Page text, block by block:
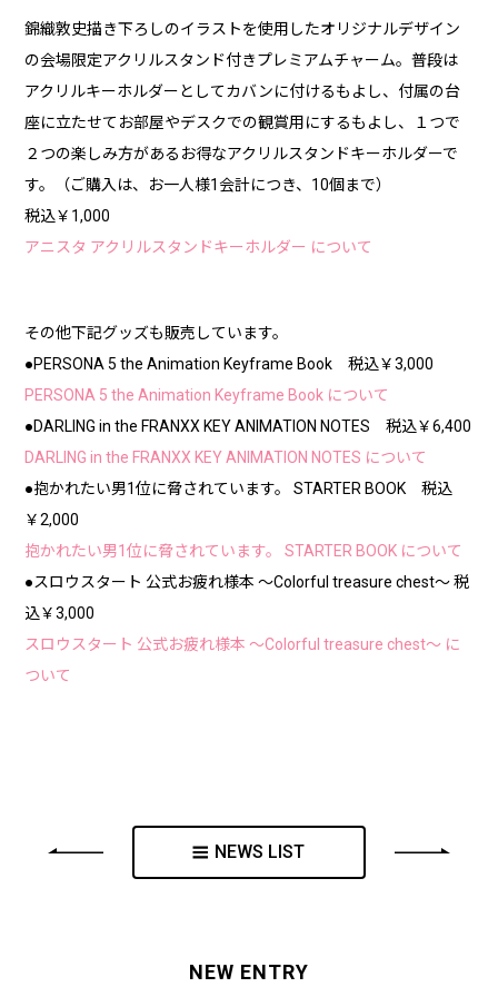
錦織敦史描き下ろしのイラストを使用したオリジナルデザイン
の会場限定アクリルスタンド付きプレミアムチャーム。普段は
アクリルキーホルダーとしてカバンに付けるもよし、付属の台
座に立たせてお部屋やデスクでの観賞用にするもよし、１つで
２つの楽しみ方があるお得なアクリルスタンドキーホルダーで
す。（ご購入は、お一人様1会計につき、10個まで）
税込￥1,000
アニスタ アクリルスタンドキーホルダー について
その他下記グッズも販売しています。
●PERSONA 5 the Animation Keyframe Book 税込￥3,000
PERSONA 5 the Animation Keyframe Book について
●DARLING in the FRANXX KEY ANIMATION NOTES 税込￥6,400
DARLING in the FRANXX KEY ANIMATION NOTES について
●抱かれたい男1位に脅されています。 STARTER BOOK 税込
￥2,000
抱かれたい男1位に脅されています。 STARTER BOOK について
●スロウスタート 公式お疲れ様本 ～Colorful treasure chest～ 税
込￥3,000
スロウスタート 公式お疲れ様本 ～Colorful treasure chest～ に
ついて
NEWS LIST
NEW ENTRY